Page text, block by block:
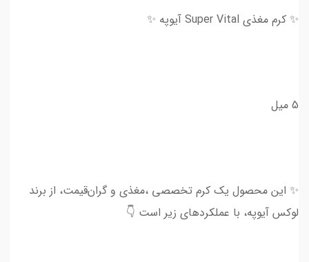
✨ کرم مغذی Super Vital آیوپه ✨
5 میل
✨ این محصول یک کرم تخصصی ،مغذی و گران‌قیمت، از برند
لوکس آیوپه، با عملکردهای زیر است 👇